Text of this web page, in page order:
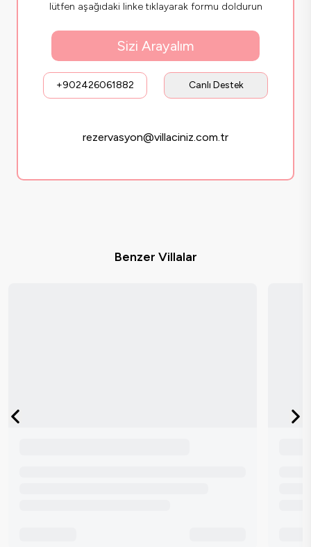
lütfen aşağıdaki linke tıklayarak formu doldurun
Sizi Arayalım
+902426061882 Canlı Destek
rezervasyon@villaciniz.com.tr
Benzer Villalar